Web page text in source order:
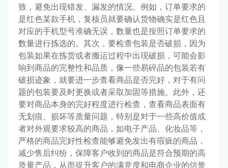
致，避免出现错发、漏发的情况。例如，订单要求的
是红色某款手机，复核员就要确认货物确实是红色且
对应的手机型号准确无误，数量也是按照订单要求的
数量进行拣选的。其次，要检查包装是否破损，因为
包装如果在拣货或者搬运过程中出现破损，可能会影
响到商品的完整性和品质，像一些易碎品的包装若有
破损迹象，就要进一步查看商品是否完好，对于有问
题的包装要及时更换或者采取加固等措施。此外，还
要对商品本身的完好程度进行检查，查看商品表面有
无划痕、损坏等质量问题，特别是对于一些高价值或
者对外观要求较高的商品，如电子产品、化妆品等，
严格的商品完好性检查能够避免发出有瑕疵的商品，
减少售后纠纷，保障客户收到的商品是符合预期的高
质量产品，从而提升客户的满意度和电商企业的信誉